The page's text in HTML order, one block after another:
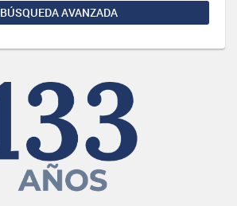
BÚSQUEDA AVANZADA